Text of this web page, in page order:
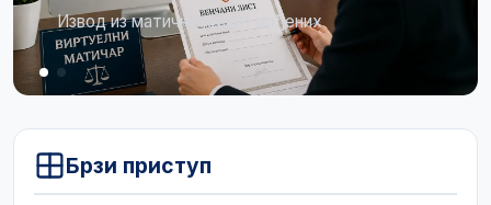
Огласна табла
Брзи приступ